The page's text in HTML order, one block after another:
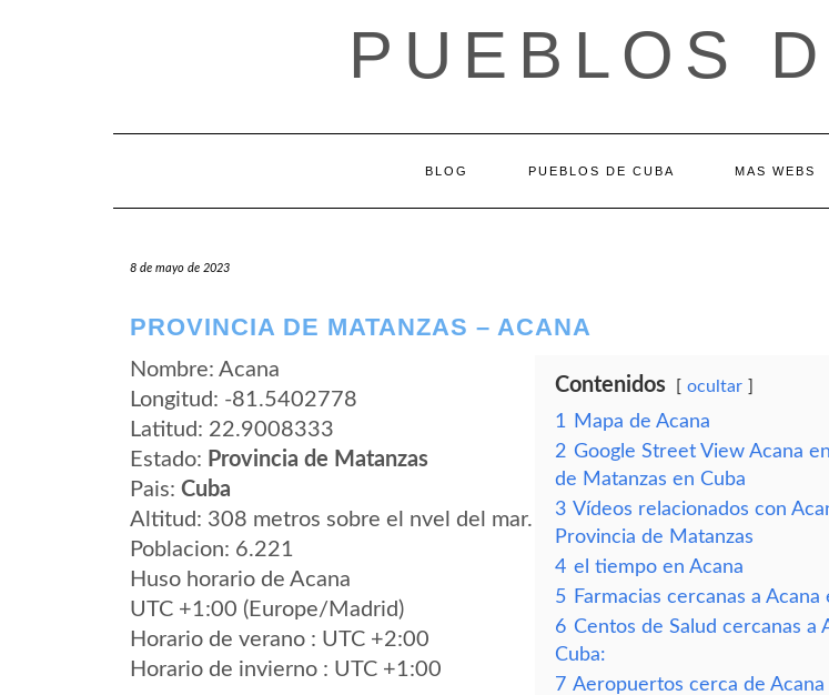
PUEBLOS
BLOG PUEBLOS DE CUBA MAS WEBS
8 de mayo de 2023
PROVINCIA DE MATANZAS – ACANA
Nombre: Acana
Longitud: -81.5402778
Latitud: 22.9008333
Estado: Provincia de Matanzas
Pais: Cuba
Altitud: 308 metros sobre el nvel del mar.
Poblacion: 6.221
Huso horario de Acana
UTC +1:00 (Europe/Madrid)
Horario de verano : UTC +2:00
Horario de invierno : UTC +1:00
Contenidos ocultar
1
Mapa de Acana
2 Google Street View Acana
de Matanzas en Cuba
3 Vídeos relacionados con
Provincia de Matanzas
4 el tiempo en Acana
5 Farmacias cercanas a Acana
6 Centos de Salud cercanas a
Cuba:
7 Aeropuertos cerca de Acana